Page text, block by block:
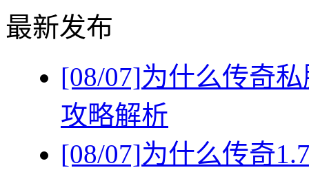
最新发布
[08/07]为什么传奇
攻略解析
[08/07]为什么传奇